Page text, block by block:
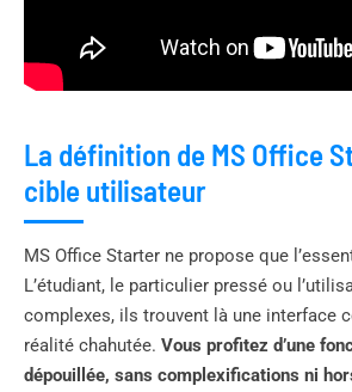
La définition de MS Office
cible utilisateur
MS Office Starter ne propose que
L’étudiant, le particulier pressé ou
complexes, ils trouvent là une interface
réalité chahutée. Vous profitez d’une
dépouillée, sans complexifications ni